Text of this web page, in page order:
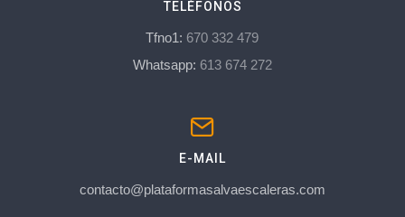
TELÉFONOS
Tfno1: 670 332 479
Whatsapp: 613 674 272
E-MAIL
contacto@plataformasalvaescaleras.com